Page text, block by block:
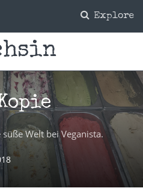
Explore
Welt bei Veganista.